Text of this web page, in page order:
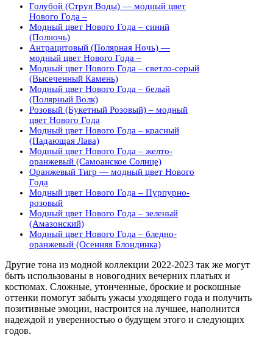
Голубой (Струя Воды) — модный цвет
Нового Года –
Модный цвет Нового Года – синий
(Полночь)
Антрацитовый (Полярная Ночь) —
модный цвет Нового Года –
Модный цвет Нового Года – светло-серый
(Высеченный Камень)
Модный цвет Нового Года – белый
(Полярный Волк)
Розовый (Букетный Розовый) – модный
цвет Нового Года
Модный цвет Нового Года – красный
(Падающая Лава)
Модный цвет Нового Года – желто-
оранжевый (Самоанское Солнце)
Оранжевый Тигр — модный цвет Нового
Года
Модный цвет Нового Года – Пурпурно-
розовый
Модный цвет Нового Года – зеленый
(Амазонский)
Модный цвет Нового Года – бледно-
оранжевый (Осенняя Блондинка)
Другие тона из модной коллекции 2022-2023 так же могут
быть использованы в новогодних вечерних платьях и
костюмах. Сложные, утонченные, броские и роскошные
оттенки помогут забыть ужасы уходящего года и получить
позитивные эмоции, настроится на лучшее, наполнится
надеждой и уверенностью о будущем этого и следующих
годов.